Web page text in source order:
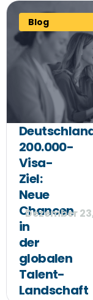
Blog
200.000-
Visa-
Ziel:
Neue
Chancen
in
der
globalen
Talent-
Landschaft
Dezember